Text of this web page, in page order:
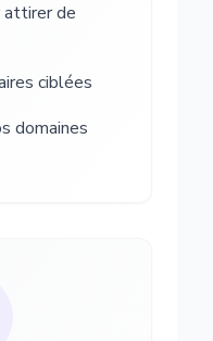
attirer de
ciblées
domaines